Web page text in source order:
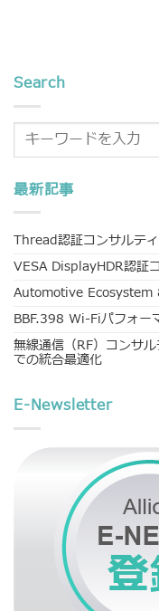
Search
最新記事
Thread認証コンサルテ
VESA DisplayHDR認証
Automotive
BBF.398 Wi-Fiパフォー
無線通信（RF）コンサ
での統合最適化
E-Newsletter